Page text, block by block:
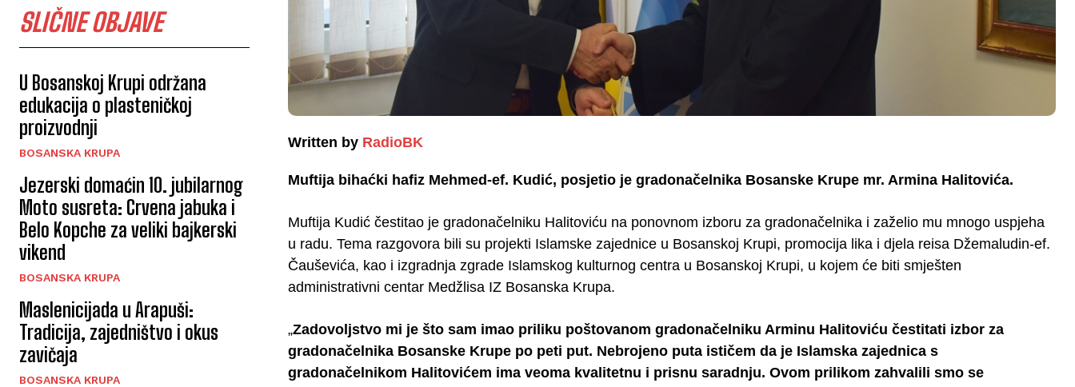
SLIČNE OBJAVE
U Bosanskoj Krupi održana
edukacija o plasteničkoj
proizvodnji
BOSANSKA KRUPA
Jezerski domaćin 10. jubilarnog
Moto susreta: Crvena jabuka i
Belo Kopche za veliki bajkerski
vikend
BOSANSKA KRUPA
Maslenicijada u Arapuši:
Tradicija, zajedništvo i okus
zavičaja
BOSANSKA KRUPA
Written by RadioBK
Muftija bihaćki hafiz Mehmed-ef. Kudić, posjetio je gradonačelnika Bosanske Krupe mr. Armina Halitovića.
Muftija Kudić čestitao je gradonačelniku Halitoviću na ponovnom izboru za gradonačelnika i zaželio mu mnogo uspjeha
u radu. Tema razgovora bili su projekti Islamske zajednice u Bosanskoj Krupi, promocija lika i djela reisa Džemaludin-ef.
Čauševića, kao i izgradnja zgrade Islamskog kulturnog centra u Bosanskoj Krupi, u kojem će biti smješten
administrativni centar Medžlisa IZ Bosanska Krupa.
„Zadovoljstvo mi je što sam imao priliku poštovanom gradonačelniku Arminu Halitoviću čestitati izbor za
gradonačelnika Bosanske Krupe po peti put. Nebrojeno puta ističem da je Islamska zajednica s
gradonačelnikom Halitovićem ima veoma kvalitetnu i prisnu saradnju. Ovom prilikom zahvalili smo se